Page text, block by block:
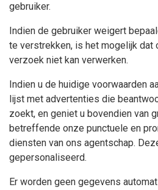
gebruiker.
Indien de gebruiker weigert
te verstrekken, is het mogelijk dat
verzoek niet kan verwerken.
Indien u de huidige voorwaarden
lijst met advertenties die
zoekt, en geniet u bovendien van
betreffende onze punctuele en
diensten van ons agentschap.
gepersonaliseerd.
Er worden geen gegevens